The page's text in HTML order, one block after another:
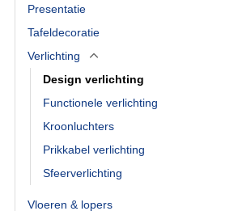
Presentatie
Tafeldecoratie
Verlichting
Design verlichting
Functionele verlichting
Kroonluchters
Prikkabel verlichting
Sfeerverlichting
Vloeren & lopers